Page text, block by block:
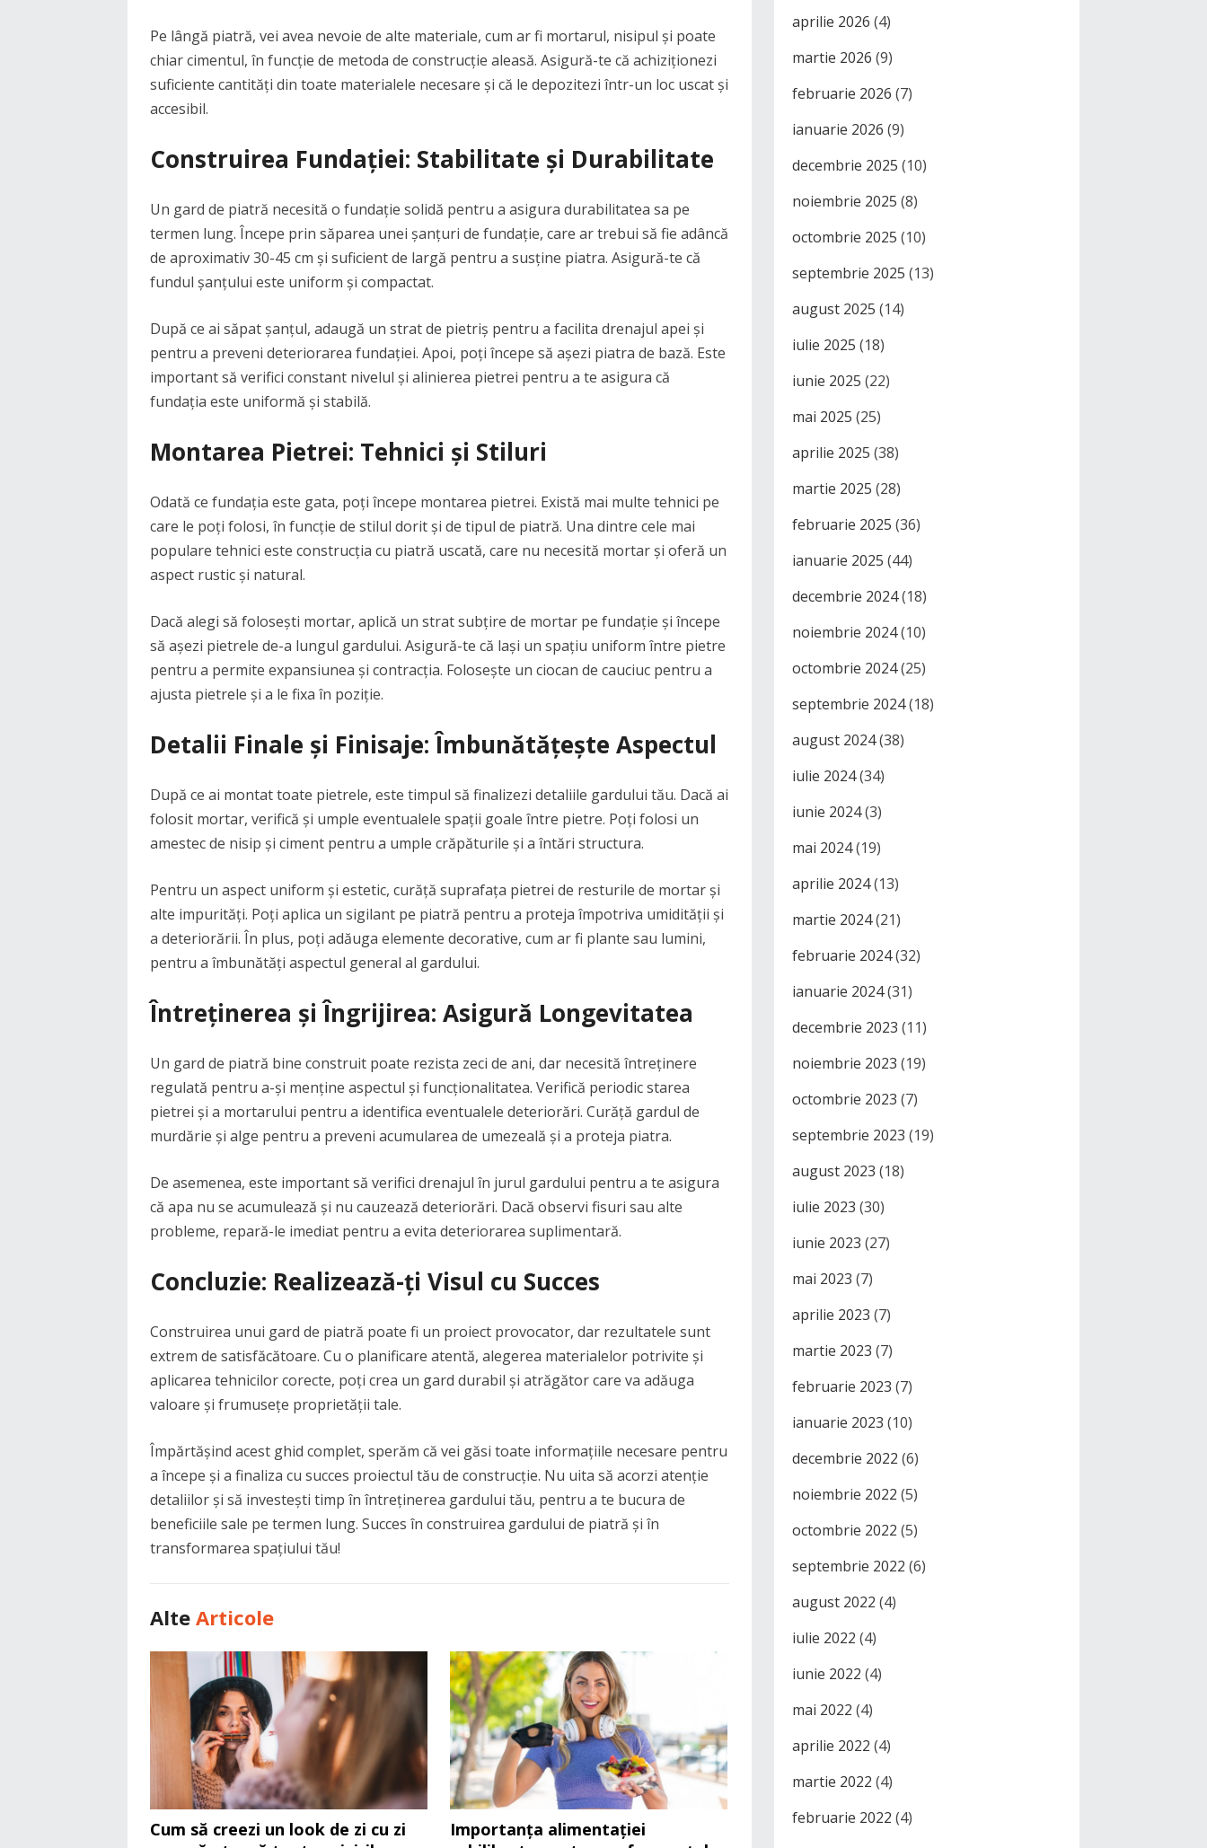
Pe lângă piatră, vei avea nevoie de alte materiale, cum ar fi mortarul, nisipul și poate
chiar cimentul, în funcție de metoda de construcție aleasă. Asigură-te că achiziționezi
suficiente cantități din toate materialele necesare și că le depozitezi într-un loc uscat și
accesibil.
Construirea Fundației: Stabilitate și Durabilitate
Un gard de piatră necesită o fundație solidă pentru a asigura durabilitatea sa pe
termen lung. Începe prin săparea unei șanțuri de fundație, care ar trebui să fie adâncă
de aproximativ 30-45 cm și suficient de largă pentru a susține piatra. Asigură-te că
fundul șanțului este uniform și compactat.
După ce ai săpat șanțul, adaugă un strat de pietriș pentru a facilita drenajul apei și
pentru a preveni deteriorarea fundației. Apoi, poți începe să așezi piatra de bază. Este
important să verifici constant nivelul și alinierea pietrei pentru a te asigura că
fundația este uniformă și stabilă.
Montarea Pietrei: Tehnici și Stiluri
Odată ce fundația este gata, poți începe montarea pietrei. Există mai multe tehnici pe
care le poți folosi, în funcție de stilul dorit și de tipul de piatră. Una dintre cele mai
populare tehnici este construcția cu piatră uscată, care nu necesită mortar și oferă un
aspect rustic și natural.
Dacă alegi să folosești mortar, aplică un strat subțire de mortar pe fundație și începe
să așezi pietrele de-a lungul gardului. Asigură-te că lași un spațiu uniform între pietre
pentru a permite expansiunea și contracția. Folosește un ciocan de cauciuc pentru a
ajusta pietrele și a le fixa în poziție.
Detalii Finale și Finisaje: Îmbunătățește Aspectul
După ce ai montat toate pietrele, este timpul să finalizezi detaliile gardului tău. Dacă ai
folosit mortar, verifică și umple eventualele spații goale între pietre. Poți folosi un
amestec de nisip și ciment pentru a umple crăpăturile și a întări structura.
Pentru un aspect uniform și estetic, curăță suprafața pietrei de resturile de mortar și
alte impurități. Poți aplica un sigilant pe piatră pentru a proteja împotriva umidității și
a deteriorării. În plus, poți adăuga elemente decorative, cum ar fi plante sau lumini,
pentru a îmbunătăți aspectul general al gardului.
Întreținerea și Îngrijirea: Asigură Longevitatea
Un gard de piatră bine construit poate rezista zeci de ani, dar necesită întreținere
regulată pentru a-și menține aspectul și funcționalitatea. Verifică periodic starea
pietrei și a mortarului pentru a identifica eventualele deteriorări. Curăță gardul de
murdărie și alge pentru a preveni acumularea de umezeală și a proteja piatra.
De asemenea, este important să verifici drenajul în jurul gardului pentru a te asigura
că apa nu se acumulează și nu cauzează deteriorări. Dacă observi fisuri sau alte
probleme, repară-le imediat pentru a evita deteriorarea suplimentară.
Concluzie: Realizează-ți Visul cu Succes
Construirea unui gard de piatră poate fi un proiect provocator, dar rezultatele sunt
extrem de satisfăcătoare. Cu o planificare atentă, alegerea materialelor potrivite și
aplicarea tehnicilor corecte, poți crea un gard durabil și atrăgător care va adăuga
valoare și frumusețe proprietății tale.
Împărtășind acest ghid complet, sperăm că vei găsi toate informațiile necesare pentru
a începe și a finaliza cu succes proiectul tău de construcție. Nu uita să acorzi atenție
detaliilor și să investești timp în întreținerea gardului tău, pentru a te bucura de
beneficiile sale pe termen lung. Succes în construirea gardului de piatră și în
transformarea spațiului tău!
Alte Articole
Cum să creezi un look de zi cu zi
Importanța alimentației
aprilie 2026 (4)
martie 2026 (9)
februarie 2026 (7)
ianuarie 2026 (9)
decembrie 2025 (10)
noiembrie 2025 (8)
octombrie 2025 (10)
septembrie 2025 (13)
august 2025 (14)
iulie 2025 (18)
iunie 2025 (22)
mai 2025 (25)
aprilie 2025 (38)
martie 2025 (28)
februarie 2025 (36)
ianuarie 2025 (44)
decembrie 2024(18)
noiembrie 2024(10)
octombrie 2024(25)
septembrie 2024(18)
august 2024(38)
iulie 2024(34)
iunie 2024(3)
mai 2024(19)
aprilie 2024(13)
martie 2024(21)
februarie 2024(32)
ianuarie 2024(31)
decembrie 2023 (11)
noiembrie 2023 (19)
octombrie 2023 (7)
septembrie 2023 (19)
august 2023 (18)
iulie 2023 (30)
iunie 2023 (27)
mai 2023 (7)
aprilie 2023 (7)
martie 2023 (7)
februarie 2023 (7)
ianuarie 2023 (10)
decembrie 2022 (6)
noiembrie 2022 (5)
octombrie 2022 (5)
septembrie 2022 (6)
august 2022 (4)
iulie 2022 (4)
iunie 2022 (4)
mai 2022 (4)
aprilie 2022 (4)
martie 2022 (4)
februarie 2022 (4)